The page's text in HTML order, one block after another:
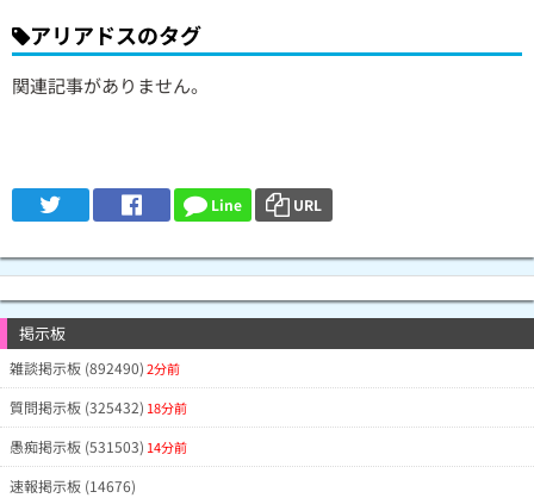
アリアドスのタグ
関連記事がありません。
Line URL
掲示板
雑談掲示板 (892490)2分前
質問掲示板 (325432) 18分前
愚痴掲示板 (531503) 14分前
速報掲示板 (14676)